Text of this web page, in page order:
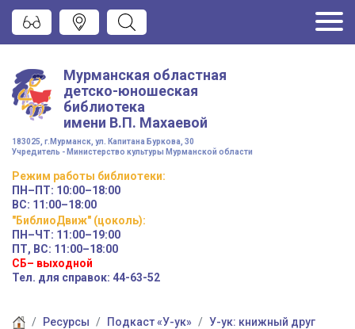
Мурманская областная
детско-юношеская
библиотека
имени В.П. Махаевой
183025, г.Мурманск, ул. Капитана Буркова, 30
Учредитель - Министерство культуры Мурманской области
Режим работы библиотеки:
ПН–ПТ: 10:00–18:00
ВС: 11:00–18:00
"БиблиоДвиж" (цоколь):
ПН–ЧТ: 11:00–19:00
ПТ, ВС: 11:00–18:00
СБ– выходной
Тел. для справок: 44-63-52
Ресурсы Подкаст «У-ук» У-ук: книжный друг